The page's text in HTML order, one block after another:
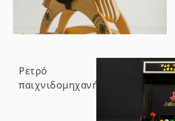
Ρετρό
παιχνιδομηχανή